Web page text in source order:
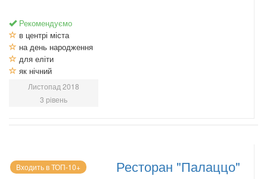
Рекомендуємо
в центрі міста
на день народження
для еліти
як нічний
Листопад 2018
3 рівень
Входить в ТОП-10+ Ресторан "Палаццо"